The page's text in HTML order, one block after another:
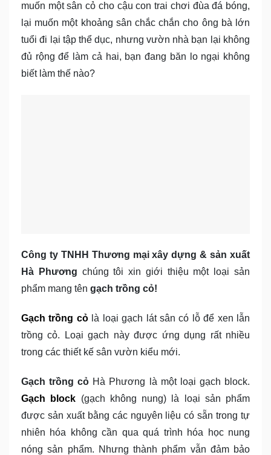
muốn một sân cỏ cho cậu con trai chơi đùa đá bóng,
lại muốn một khoảng sân chắc chắn cho ông bà lớn
tuổi đi lại tập thể dục, nhưng vườn nhà bạn lại không
đủ rộng để làm cả hai, bạn đang băn lo ngại không
biết làm thế nào?
Công ty TNHH Thương mại xây dựng & sản xuất
Hà Phương chúng tôi xin giới thiệu một loại sản
phẩm mang tên gạch trồng cỏ!
Gạch trồng cỏlà loại gạch lát sân có lỗ để xen lẫn
trồng cỏ. Loại gạch này được ứng dụng rất nhiều
trong các thiết kế sân vườn kiểu mới.
Gạch trồng cỏ Hà Phương là một loại gạch block.
Gạch block (gạch không nung) là loại sản phẩm
được sản xuất bằng các nguyên liệu có sẵn trong tự
nhiên hóa không cần qua quá trình hóa học nung
nóng sản phẩm. Nhưng thành phẩm vẫn đảm bảo